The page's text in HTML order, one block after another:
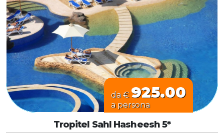
da € 925.00
a persona
Tropitel Sahl Hasheesh 5*